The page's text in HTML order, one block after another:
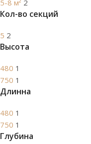
5-8 м² 2
Кол-во секций
5 2
Высота
480 1
750 1
Длинна
480 1
750 1
Глубина